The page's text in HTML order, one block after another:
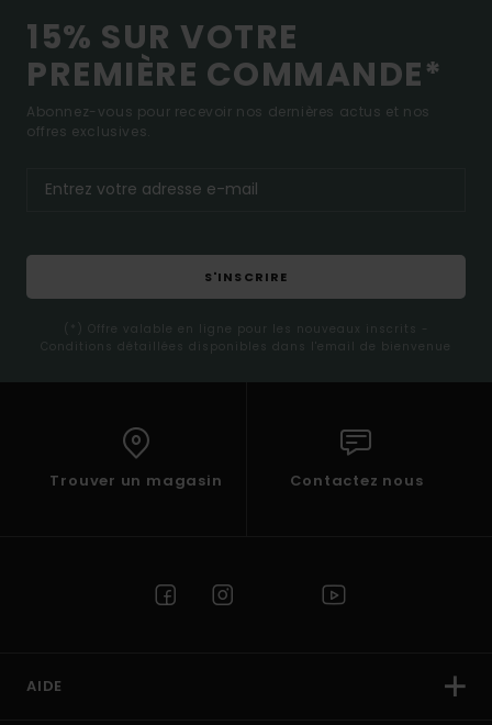
15% SUR VOTRE
PREMIÈRE COMMANDE*
Abonnez-vous pour recevoir nos dernières actus et nos
offres exclusives.
S'INSCRIRE
(*) Offre valable en ligne pour les nouveaux inscrits -
Conditions détaillées disponibles dans l'email de bienvenue
Trouver un magasin Contactez nous
AIDE